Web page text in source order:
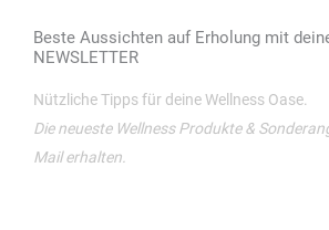
Beste Aussichten auf Erholung mit
NEWSLETTER
Nützliche Tipps für deine Wellness Oase.
Die neueste Wellness Produkte &
Mail erhalten.